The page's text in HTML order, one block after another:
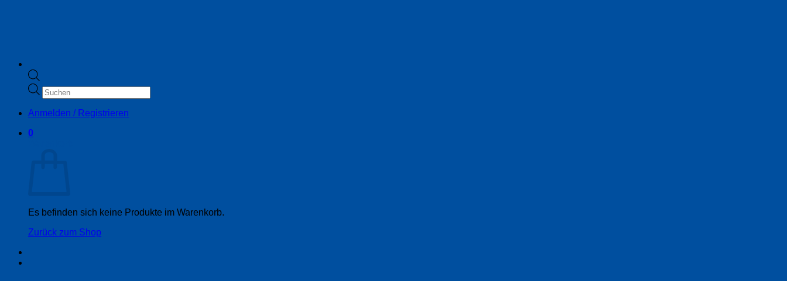
Products
search
Anmelden / Registrieren
0
Es befinden sich keine Produkte im Warenkorb.
Zurück zum Shop